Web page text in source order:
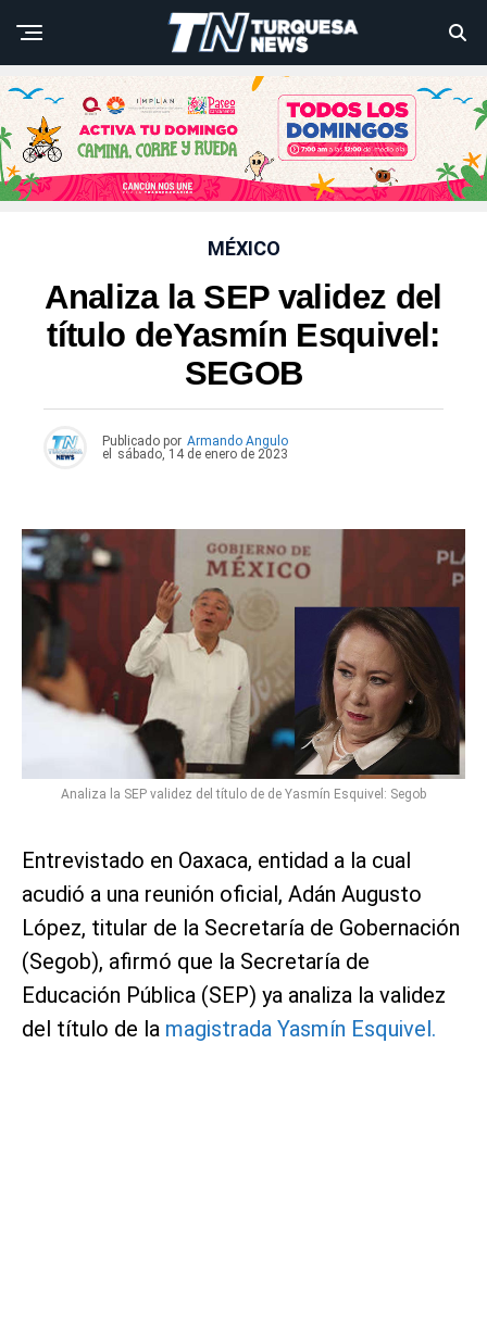
MÉXICO
Analiza la SEP validez del
título deYasmín Esquivel:
SEGOB
Publicado por Armando Angulo
el
sábado, 14 de enero de 2023
Analiza la SEP validez del título de de Yasmín Esquivel: Segob
Entrevistado en Oaxaca, entidad a la cual
acudió a una reunión oficial, Adán Augusto
López, titular de la Secretaría de Gobernación
(Segob), afirmó que la Secretaría de
Educación Pública (SEP) ya analiza la validez
del título de la magistrada Yasmín Esquivel.